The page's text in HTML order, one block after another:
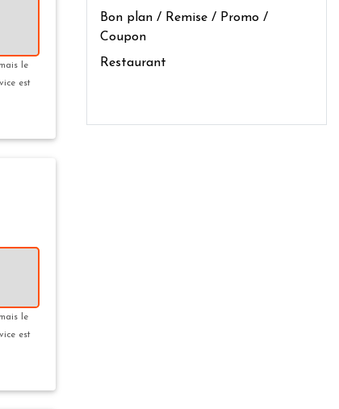
le
est
le
est
Bon plan / Remise / Promo /
Coupon
Restaurant